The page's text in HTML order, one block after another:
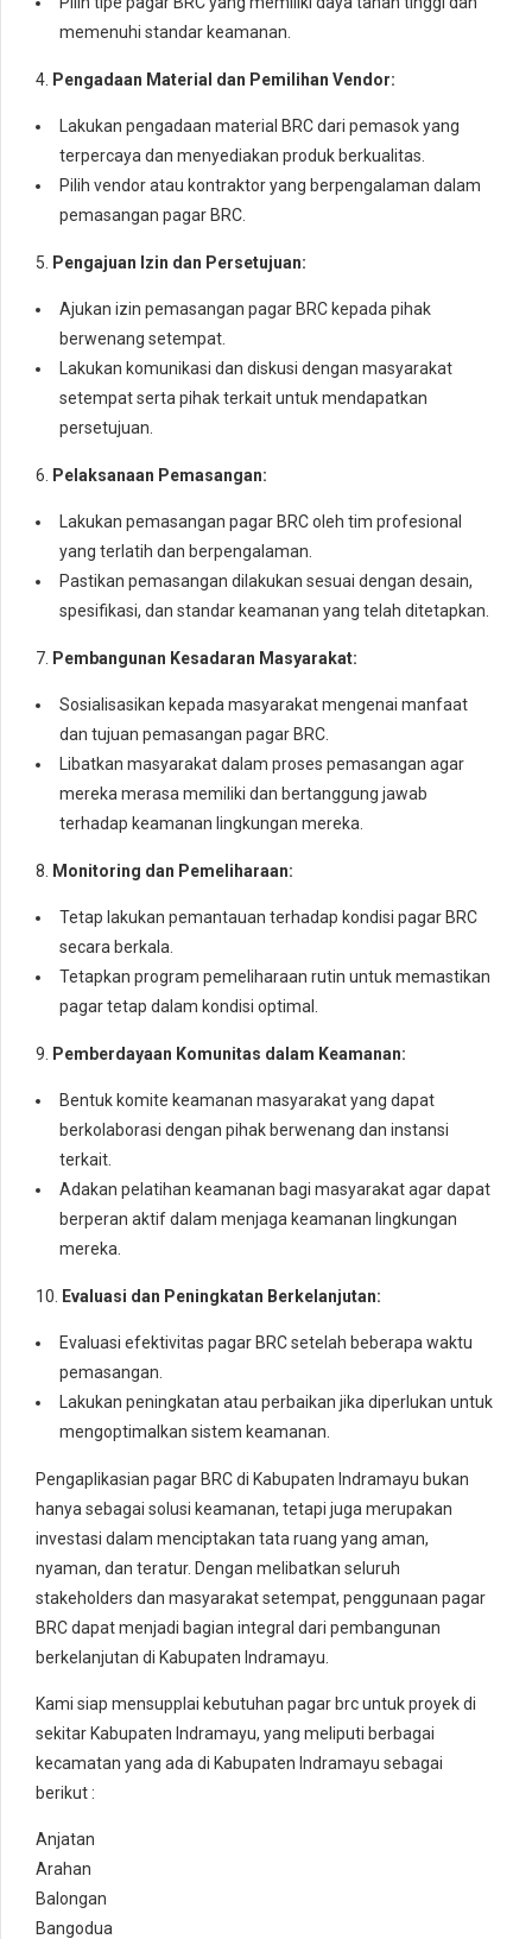
memenuhi standar keamanan.
4. Pengadaan Material dan Pemilihan Vendor:
Lakukan pengadaan material BRC dari pemasok yang
terpercaya dan menyediakan produk berkualitas.
Pilih vendor atau kontraktor yang berpengalaman dalam
pemasangan pagar BRC.
5. Pengajuan Izin dan Persetujuan:
Ajukan izin pemasangan pagar BRC kepada pihak
berwenang setempat.
Lakukan komunikasi dan diskusi dengan masyarakat
setempat serta pihak terkait untuk mendapatkan
persetujuan.
6. Pelaksanaan Pemasangan:
Lakukan pemasangan pagar BRC oleh tim profesional
yang terlatih dan berpengalaman.
Pastikan pemasangan dilakukan sesuai dengan desain,
spesifikasi, dan standar keamanan yang telah ditetapkan.
7. Pembangunan Kesadaran Masyarakat:
Sosialisasikan kepada masyarakat mengenai manfaat
dan tujuan pemasangan pagar BRC.
Libatkan masyarakat dalam proses pemasangan agar
mereka merasa memiliki dan bertanggung jawab
terhadap keamanan lingkungan mereka.
8. Monitoring dan Pemeliharaan:
Tetap lakukan pemantauan terhadap kondisi pagar BRC
secara berkala.
Tetapkan program pemeliharaan rutin untuk memastikan
pagar tetap dalam kondisi optimal.
9. Pemberdayaan Komunitas dalam Keamanan:
Bentuk komite keamanan masyarakat yang dapat
berkolaborasi dengan pihak berwenang dan instansi
terkait.
Adakan pelatihan keamanan bagi masyarakat agar dapat
berperan aktif dalam menjaga keamanan lingkungan
mereka.
10. Evaluasi dan Peningkatan Berkelanjutan:
Evaluasi efektivitas pagar BRC setelah beberapa waktu
pemasangan.
Lakukan peningkatan atau perbaikan jika diperlukan untuk
mengoptimalkan sistem keamanan.
Pengaplikasian pagar BRC di Kabupaten Indramayu bukan
hanya sebagai solusi keamanan, tetapi juga merupakan
investasi dalam menciptakan tata ruang yang aman,
nyaman, dan teratur. Dengan melibatkan seluruh
stakeholders dan masyarakat setempat, penggunaan pagar
BRC dapat menjadi bagian integral dari pembangunan
berkelanjutan di Kabupaten Indramayu.
Kami siap mensupplai kebutuhan pagar brc untuk proyek di
sekitar Kabupaten Indramayu, yang meliputi berbagai
kecamatan yang ada di Kabupaten Indramayu sebagai
berikut :
Anjatan
Arahan
Balongan
Bangodua